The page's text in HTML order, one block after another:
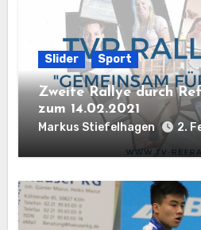
Slider Sport
Zweite Rallye durch
zum 14.02.2021
Markus Stiefelhagen 2.